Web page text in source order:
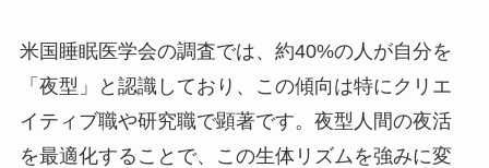
米国睡眠医学会の調査では、約40%の人が自分を
「夜型」と認識しており、この傾向は特にクリエ
イティブ職や研究職で顕著です。夜型人間の夜活
を最適化することで、この生体リズムを強みに変